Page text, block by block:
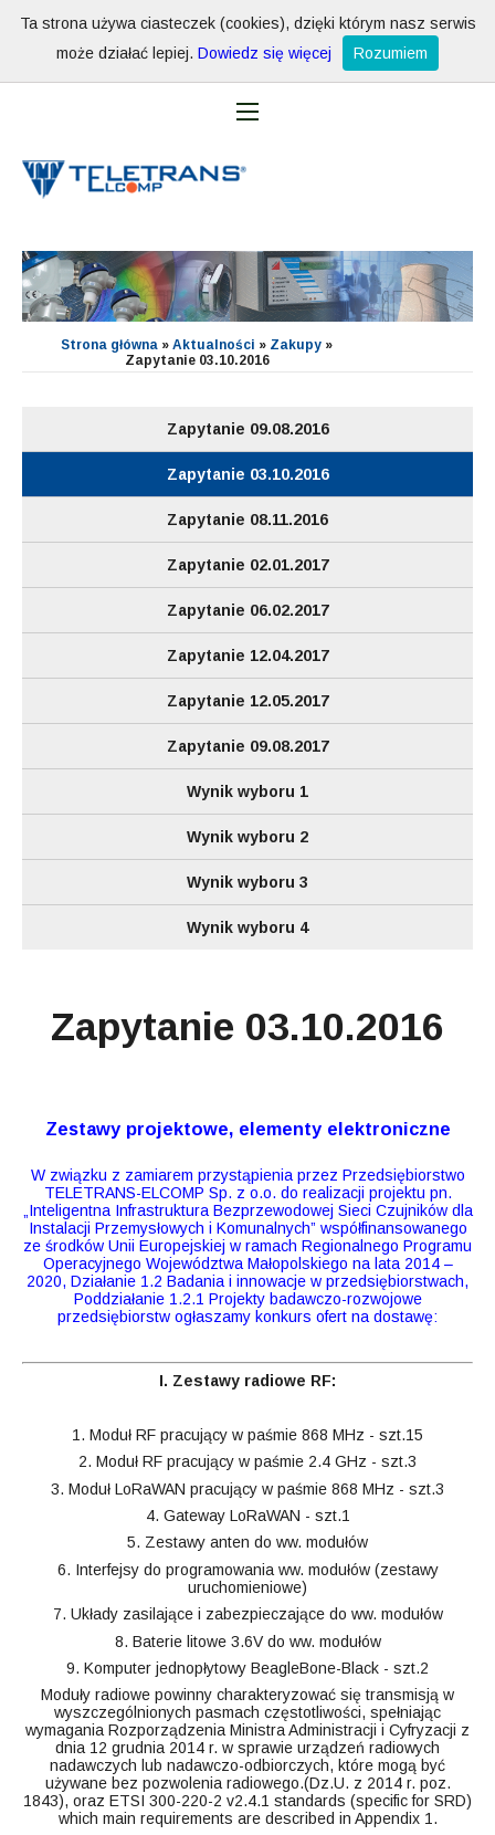
Ta strona używa ciasteczek (cookies), dzięki którym nasz serwis
może działać lepiej. Dowiedz się więcej Rozumiem
Strona główna » Aktualności » Zakupy »
Zapytanie 03.10.2016
Zapytanie 09.08.2016
Zapytanie 03.10.2016
Zapytanie 08.11.2016
Zapytanie 02.01.2017
Zapytanie 06.02.2017
Zapytanie 12.04.2017
Zapytanie 12.05.2017
Zapytanie 09.08.2017
Wynik wyboru 1
Wynik wyboru 2
Wynik wyboru 3
Wynik wyboru 4
Zapytanie 03.10.2016
Zestawy projektowe, elementy elektroniczne
W związku z zamiarem przystąpienia przez Przedsiębiorstwo
TELETRANS-ELCOMP Sp. z o.o. do realizacji projektu pn.
„Inteligentna Infrastruktura Bezprzewodowej Sieci Czujników dla
Instalacji Przemysłowych i Komunalnych” współfinansowanego
ze środków Unii Europejskiej w ramach Regionalnego Programu
Operacyjnego Województwa Małopolskiego na lata 2014 –
2020, Działanie 1.2 Badania i innowacje w przedsiębiorstwach,
Poddziałanie 1.2.1 Projekty badawczo-rozwojowe
przedsiębiorstw ogłaszamy konkurs ofert na dostawę:
I. Zestawy radiowe RF:
1. Moduł RF pracujący w paśmie 868 MHz - szt.15
2. Moduł RF pracujący w paśmie 2.4 GHz - szt.3
3. Moduł LoRaWAN pracujący w paśmie 868 MHz - szt.3
4. Gateway LoRaWAN - szt.1
5. Zestawy anten do ww. modułów
6. Interfejsy do programowania ww. modułów (zestawy
uruchomieniowe)
7. Układy zasilające i zabezpieczające do ww. modułów
8. Baterie litowe 3.6V do ww. modułów
9. Komputer jednopłytowy BeagleBone-Black - szt.2
Moduły radiowe powinny charakteryzować się transmisją w
wyszczególnionych pasmach częstotliwości, spełniając
wymagania Rozporządzenia Ministra Administracji i Cyfryzacji z
dnia 12 grudnia 2014 r. w sprawie urządzeń radiowych
nadawczych lub nadawczo-odbiorczych, które mogą być
używane bez pozwolenia radiowego.(Dz.U. z 2014 r. poz.
1843), oraz ETSI 300-220-2 v2.4.1 standards (specific for SRD)
which main requirements are described in Appendix 1.